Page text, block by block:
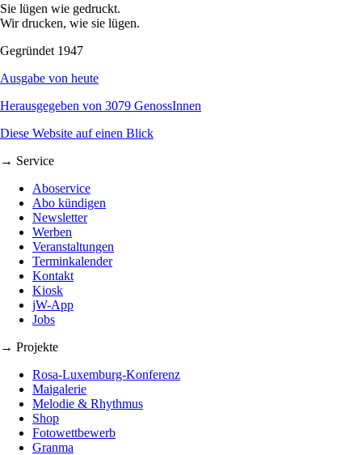
Sie lügen wie gedruckt.
Wir drucken, wie sie lügen.
Gegründet 1947
Ausgabe von heute
Herausgegeben von 3079 GenossInnen
Diese Website auf einen Blick
→ Service
Aboservice
Abo kündigen
Newsletter
Werben
Veranstaltungen
Terminkalender
Kontakt
Kiosk
jW-App
Jobs
→ Projekte
Rosa-Luxemburg-Konferenz
Maigalerie
Melodie & Rhythmus
Shop
Fotowettbewerb
Granma